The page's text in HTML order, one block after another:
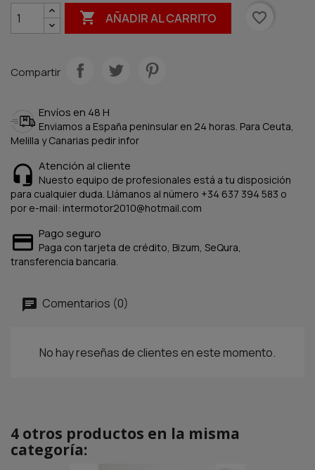
 AÑADIR AL CARRITO favorite_border
Compartir
Envíos en 48 H
Enviamos a España peninsular en 24 horas. Para Ceuta,
Melilla y Canarias pedir infor
Atención al cliente
Nuesto equipo de profesionales está a tu disposición
para cualquier duda. Llámanos al número +34 637 394 583 o
por e-mail: intermotor2010@hotmail.com
Pago seguro
Paga con tarjeta de crédito, Bizum, SeQura,
transferencia bancaria.
Comentarios (0)
No hay reseñas de clientes en este momento.
4 otros productos en la misma
categoría: